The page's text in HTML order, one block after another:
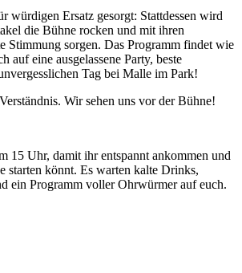
würdigen Ersatz gesorgt: Stattdessen wird
die Bühne rocken und mit ihren
Stimmung sorgen. Das Programm findet wie
auf eine ausgelassene Party, beste
Tag bei Malle im Park!
Wir sehen uns vor der Bühne!
15 Uhr, damit ihr entspannt ankommen und
starten könnt. Es warten kalte Drinks,
ein Programm voller Ohrwürmer auf euch.